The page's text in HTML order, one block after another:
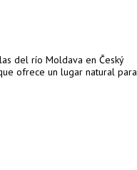
del río Moldava en Český
ofrece un lugar natural para